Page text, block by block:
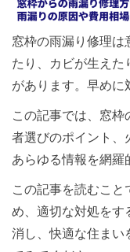
窓枠の雨漏り修理
たり、カビが生え
があります。早めに
この記事では、窓
者選びのポイント、
あらゆる情報を網羅
この記事を読むこ
め、適切な対処を
消し、快適な住まい